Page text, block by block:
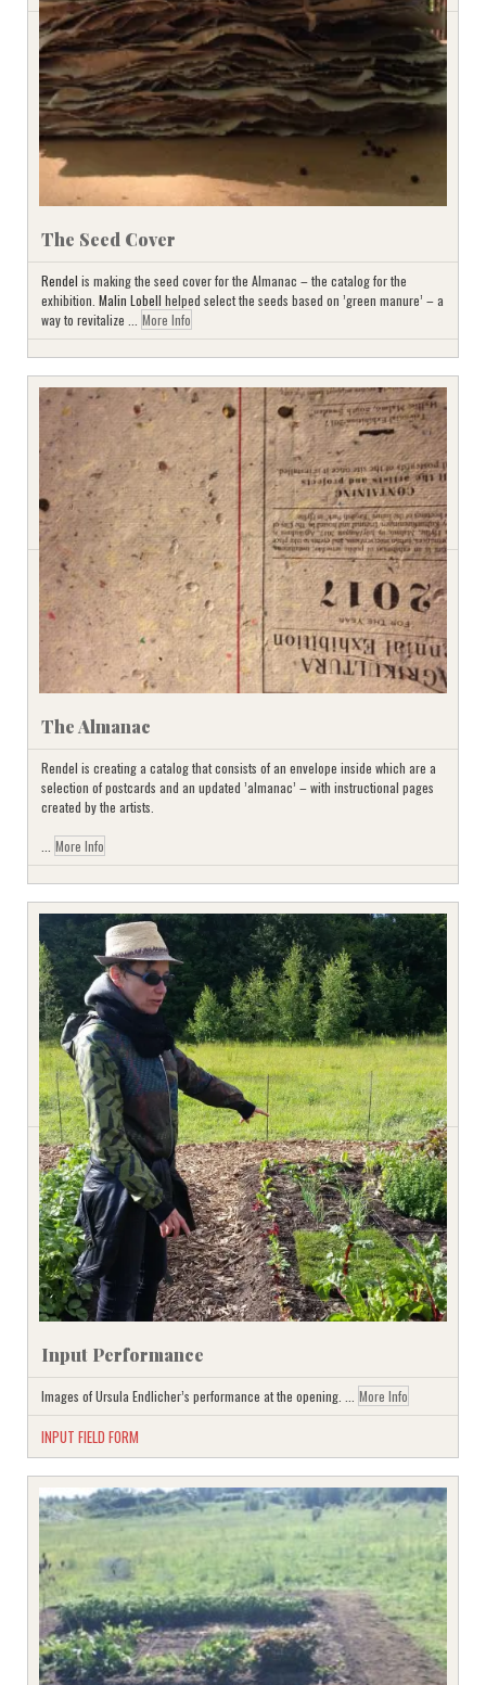
The Seed Cover
Rendel is making the seed cover for the Almanac – the catalog for the
exhibition. Malin Lobell helped select the seeds based on ’green manure’ – a
way to revitalize ... More Info
The Almanac
Rendel is creating a catalog that consists of an envelope inside which are a
selection of postcards and an updated ’almanac’ – with instructional pages
created by the artists.
More Info
Input Performance
Images of Ursula Endlicher’s performance at the opening. More Info
INPUT FIELD FORM